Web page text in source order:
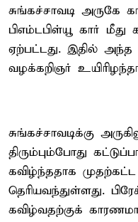
சுங்கச்சாவடி அருகே
பிஎம்டபிள்யூ கார் மீது
ஏற்பட்டது. இதில் அந்த
வழக்கறிஞர்
சுங்கச்சாவடிக்கு
திரும்பும்போது
கவிழ்ந்ததாக
தெரியவந்துள்ளது.
கவிழ்வதற்குக்